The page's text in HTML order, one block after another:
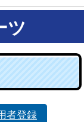
ツ
者登録